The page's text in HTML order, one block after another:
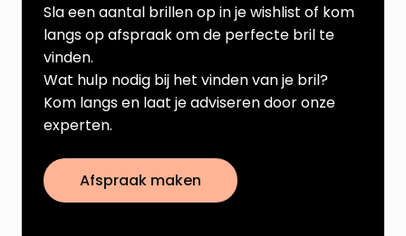
Sla een aantal brillen op in je wishlist of kom
langs op afspraak om de perfecte bril te
vinden.
Wat hulp nodig bij het vinden van je bril?
Kom langs en laat je adviseren door onze
experten.
Afspraak maken